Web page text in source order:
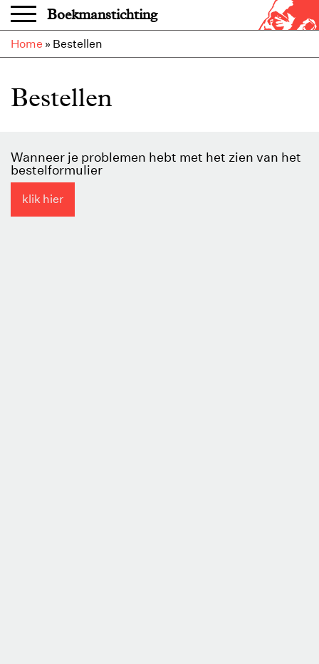
Overslaan en naar de inhoud gaan
Boekmanstichting
Home » Bestellen
Bestellen
Wanneer je problemen hebt met het zien van het
bestelformulier
klik hier